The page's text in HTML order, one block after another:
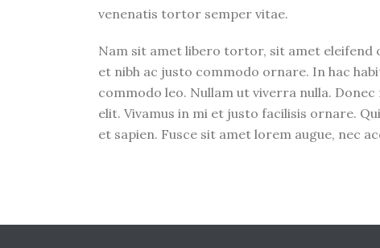
venenatis tortor semper vitae.
Nam sit amet libero tortor, sit amet eleifend
et nibh ac justo commodo ornare. In hac
commodo leo. Nullam ut viverra nulla.
elit. Vivamus in mi et justo facilisis ornare.
et sapien. Fusce sit amet lorem augue, nec